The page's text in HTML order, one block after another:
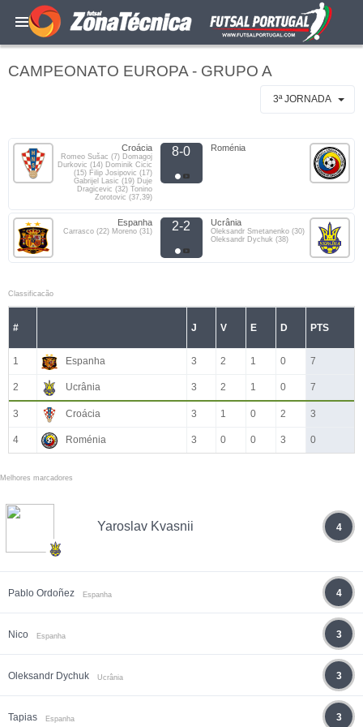
CAMPEONATO EUROPA - GRUPO A
3ª JORNADA
Croácia
Romeo Sušac (7) Domagoj
Durkovic (14) Dominik Cicic
(15) Filip Josipovic (17)
Gabrijel Lasic (19) Duje
Dragicevic (32) Tonino
Zorotovic (37,39)
8-0 Roménia
Espanha
Carrasco (22) Moreno (31) 2-2 Ucrânia
Oleksandr Smetanenko (30)
Oleksandr Dychuk (38)
Classificacão
# J V E D PTS
1 Espanha 3 2 1 0 7
2 Ucrânia 3 2 1 0 7
3 Croácia 3 1 0 2 3
4 Roménia 3 0 0 3 0
Melhores marcadores
Yaroslav Kvasnii 4
Pablo Ordoñez Espanha 4
Nico Espanha 3
Oleksandr Dychuk Ucrânia 3
Tapias Espanha 3